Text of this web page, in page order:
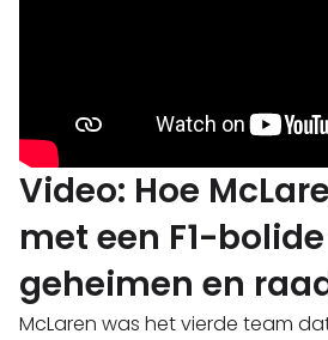
Video: Hoe
met een F1-
geheimen en
McLaren was het vierde team